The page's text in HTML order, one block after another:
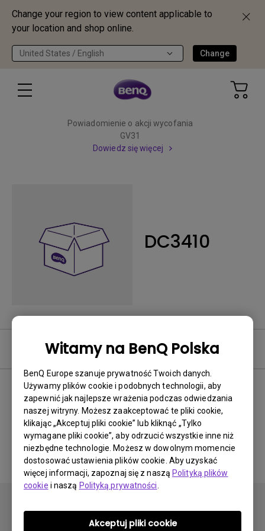
Change your region to view content applicable to
your location and shop online.
United States / English Change
Witamy na BenQ Polska
BenQ Europe szanuje prywatność Twoich danych.
Używamy plików cookie i podobnych technologii, aby
zapewnić jak najlepsze wrażenia podczas odwiedzania
naszej witryny. Możesz zaakceptować te pliki cookie,
klikając „Akceptuj pliki cookie” lub kliknąć „Tylko
wymagane pliki cookie”, aby odrzucić wszystkie inne niż
niezbędne technologie. Możesz w dowolnym momencie
dostosować ustawienia plików cookie. Aby uzyskać
więcej informacji, zapoznaj się z naszą Polityką plików
cookie i naszą Polityką prywatności
Akceptuj pliki cookie
Powiadomienie o akcji wycofania
GV31
Dowiedz się więcej
DC3410
Często zadawane pytania
Brak powiązanych często
zadawanych pytań